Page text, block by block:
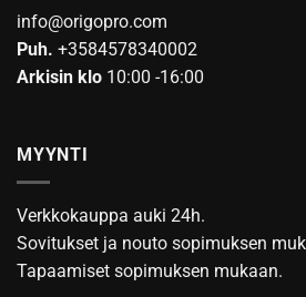
info@origopro.com
Puh. +3584578340002
Arkisin klo 10:00 -16:00
MYYNTI
Verkkokauppa auki 24h.
Sovitukset ja nouto sopimuksen
Tapaamiset sopimuksen mukaan.